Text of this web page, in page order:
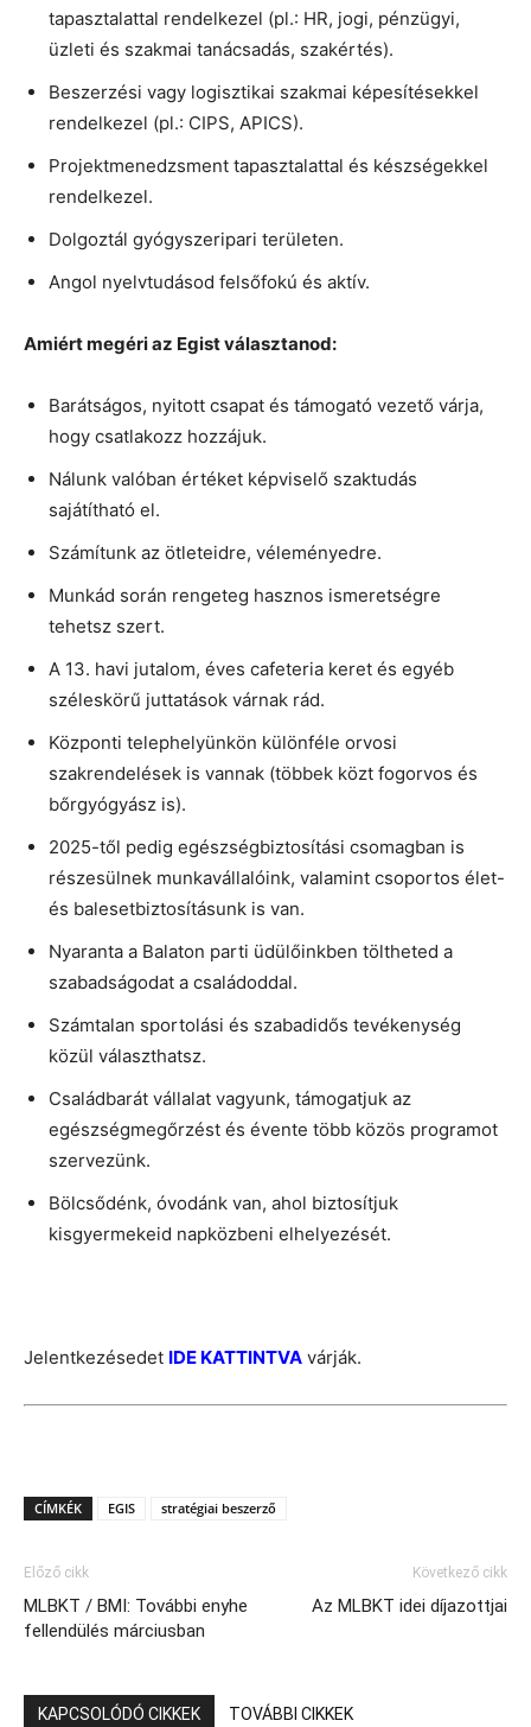
tapasztalattal rendelkezel (pl.: HR, jogi, pénzügyi,
üzleti és szakmai tanácsadás, szakértés).
Beszerzési vagy logisztikai szakmai képesítésekkel
rendelkezel (pl.: CIPS, APICS).
Projektmenedzsment tapasztalattal és készségekkel
rendelkezel.
Dolgoztál gyógyszeripari területen.
Angol nyelvtudásod felsőfokú és aktív.
Amiért megéri az Egist választanod:
Barátságos, nyitott csapat és támogató vezető várja,
hogy csatlakozz hozzájuk.
Nálunk valóban értéket képviselő szaktudás
sajátítható el.
Számítunk az ötleteidre, véleményedre.
Munkád során rengeteg hasznos ismeretségre
tehetsz szert.
A 13. havi jutalom, éves cafeteria keret és egyéb
széleskörű juttatások várnak rád.
Központi telephelyünkön különféle orvosi
szakrendelések is vannak (többek közt fogorvos és
bőrgyógyász is).
2025-től pedig egészségbiztosítási csomagban is
részesülnek munkavállalóink, valamint csoportos élet-
és balesetbiztosításunk is van.
Nyaranta a Balaton parti üdülőinkben töltheted a
szabadságodat a családoddal.
Számtalan sportolási és szabadidős tevékenység
közül választhatsz.
Családbarát vállalat vagyunk, támogatjuk az
egészségmegőrzést és évente több közös programot
szervezünk.
Bölcsődénk, óvodánk van, ahol biztosítjuk
kisgyermekeid napközbeni elhelyezését.
Jelentkezésedet IDE KATTINTVA várják.
CÍMKÉK EGIS stratégiai beszerző
Előző cikk
MLBKT / BMI: További enyhe
fellendülés márciusban
Következő cikk
Az MLBKT idei díjazottjai
KAPCSOLÓDÓ CIKKEK TOVÁBBI CIKKEK